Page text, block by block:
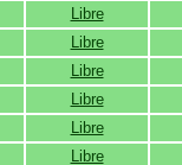
Libre
Libre
Libre
Libre
Libre
Libre